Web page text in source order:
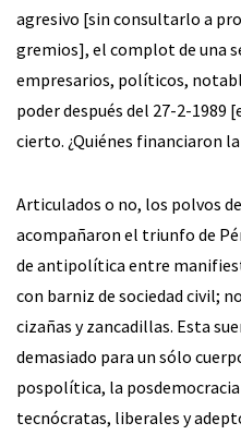
agresivo [sin consultarlo a
gremios], el complot de una
empresarios, políticos,
poder después del 27-2-1989
cierto. ¿Quiénes financiaron
Articulados o no, los polvos
acompañaron el triunfo de
de antipolítica entre
con barniz de sociedad civil;
cizañas y zancadillas. Esta
demasiado para un sólo
pospolítica, la
tecnócratas, liberales y